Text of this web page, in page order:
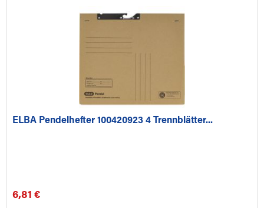
ELBA Pendelhefter 100420923 4 Trennblätter...
6,81 €